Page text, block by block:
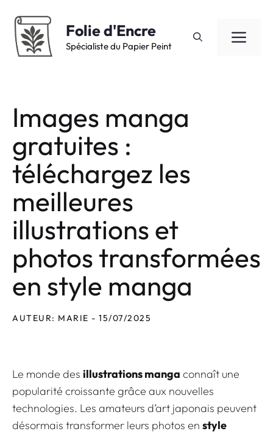
contenu
Folie d'Encre
Spécialiste du Papier Peint
Images manga
gratuites :
téléchargez les
meilleures
illustrations et
photos transformées
en style manga
AUTEUR: MARIE - 15/07/2025
Le monde des illustrations manga connaît une
popularité croissante grâce aux nouvelles
technologies. Les amateurs d’art japonais peuvent
désormais transformer leurs photos en style